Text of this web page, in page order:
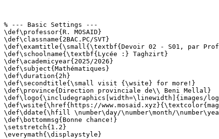
% --- Basic Settings ---
\def\professor{R. MOSAID}
\def\classname{2BAC.PC/SVT}
\def\examtitle{\small{\textbf{Devoir 02 - S01, par Prof
\def\schoolname{\textbf{Lycée :} Taghzirt}
\def\academicyear{2025/2026}
\def\subject{Mathématiques}
\def\duration{2h}
\def\secondtitle{\small visit {\wsite} for more!}
\def\province{Direction provinciale de\\ Beni Mellal}
\def\logo{\includegraphics[width=\linewidth]{images/
\def\wsite{\href{https://
\def\ddate{\hfill \number\day/\number\month/
\def\bottommsg{Bonne chance!}
\setstretch{1.2}
\everymath{\displaystyle}